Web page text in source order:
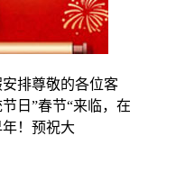
排尊敬的各位客
日”春节“来临，在
！预祝大